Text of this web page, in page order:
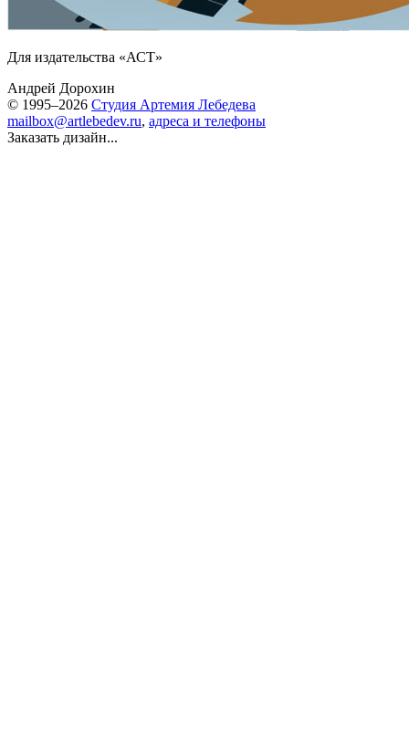
Для издательства «АСТ»
Андрей Дорохин
© 1995–2026 Студия Артемия Лебедева
mailbox@artlebedev.ru, адреса и телефоны
Заказать дизайн...